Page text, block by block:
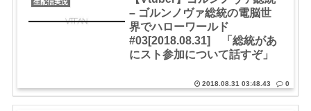
生配信実況
– ゴルンノヴァ総統の電脳世
界でハローワールド
#03[2018.08.31] 「総統があ
にスト参加について話すぞ」
2018.08.31 03:48.43 0